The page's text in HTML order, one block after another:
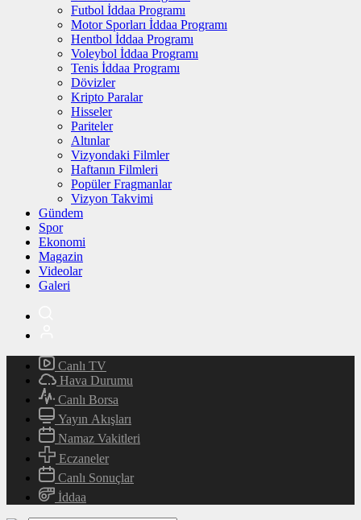
Futbol İddaa Programı
Motor Sporları İddaa Programı
Hentbol İddaa Programı
Voleybol İddaa Programı
Tenis İddaa Programı
Dövizler
Kripto Paralar
Hisseler
Pariteler
Altınlar
Vizyondaki Filmler
Haftanın Filmleri
Popüler Fragmanlar
Vizyon Takvimi
Gündem
Spor
Ekonomi
Magazin
Videolar
Galeri
Canlı TV
Hava Durumu
Canlı Borsa
Yayın Akışları
Namaz Vakitleri
Eczaneler
Canlı Sonuçlar
İddaa